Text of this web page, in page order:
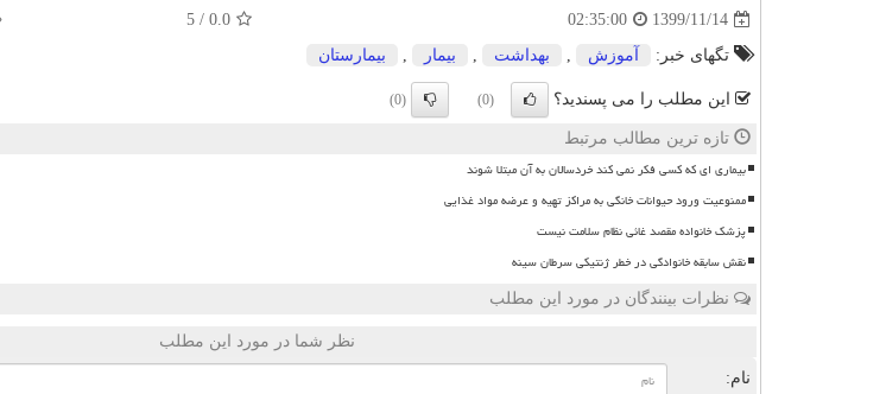
1399/11/14
02:35:00
0.0
/
5
تگهای خبر: آموزش , بهداشت , بیمار , بیمارستان
این مطلب را می پسندید؟ (0)
(0)
تازه ترین مطالب مرتبط
بیماری ای که کسی فکر نمی کند خردسالان به آن مبتلا شوند
ممنوعیت ورود حیوانات خانگی به مراکز تهیه و عرضه مواد غذایی
پزشک خانواده مقصد غائی نظام سلامت نیست
نقش سابقه خانوادگی در خطر ژنتیکی سرطان سینه
نظرات بینندگان در مورد این مطلب
نظر شما در مورد این مطلب
نام: